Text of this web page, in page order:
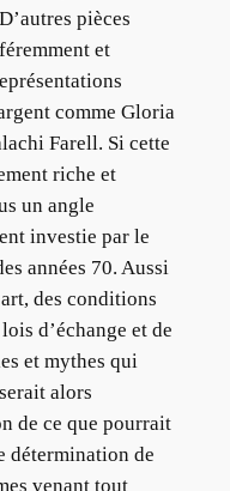
pièces
et
comme Gloria
Farell. Si cette
riche et
un angle
investie par le
années 70. Aussi
des conditions
d’échange et de
et mythes qui
alors
de ce que pourrait
détermination de
venant tout